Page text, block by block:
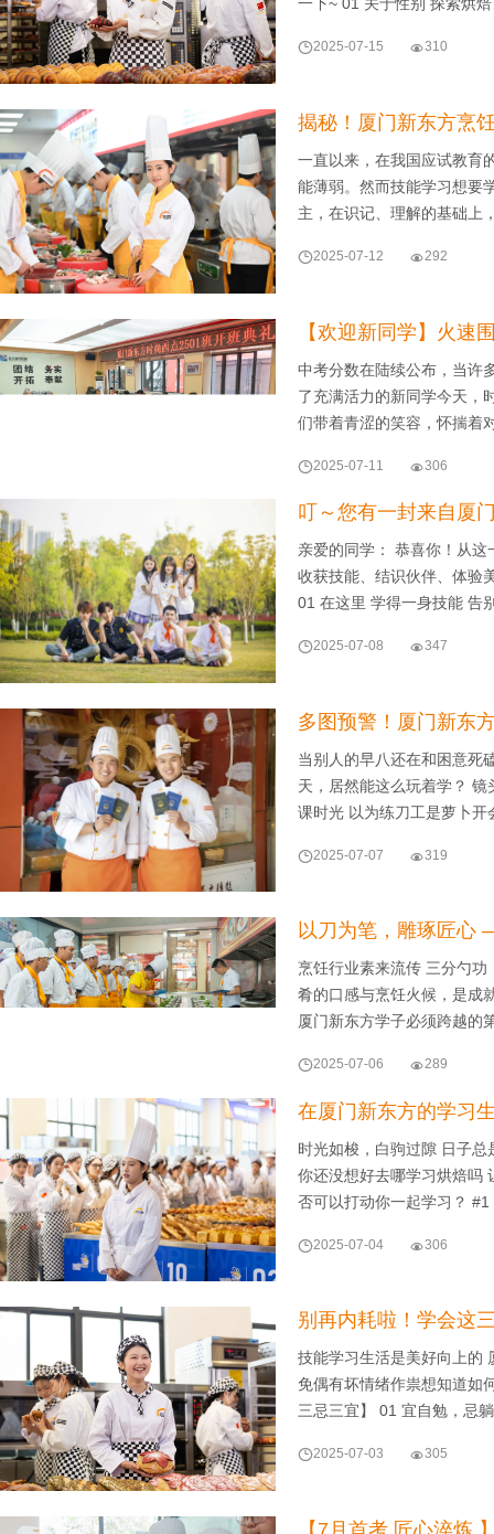
一下~ 01 关于性别 探索烘
2025-07-15 310
揭秘！厦门新东方烹
一直以来，在我国应试教育
能薄弱。然而技能学习想要
主，在识记、理解的基础
2025-07-12 292
【欢迎新同学】火速
中考分数在陆续公布，当许
了充满活力的新同学今天，
们带着青涩的笑容，怀揣
2025-07-11 306
叮～您有一封来自厦
亲爱的同学： 恭喜你！从
收获技能、结识伙伴、体验
01 在这里 学得一身技能
2025-07-08 347
多图预警！厦门新东
当别人的早八还在和困意死
天，居然能这么玩着学？
课时光 以为练刀工是萝卜
2025-07-07 319
以刀为笔，雕琢匠心
烹饪行业素来流传 三分勺
肴的口感与烹饪火候，是成
厦门新东方学子必须跨越
2025-07-06 289
在厦门新东方的学习
时光如梭，白驹过隙 日子
你还没想好去哪学习烘焙吗
否可以打动你一起学习？
2025-07-04 306
别再内耗啦！学会这
技能学习生活是美好向上的
免偶有坏情绪作祟想知道如
三忌三宜】 01 宜自勉，忌
2025-07-03 305